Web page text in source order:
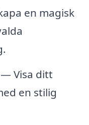
en magisk
Visa ditt
en stilig